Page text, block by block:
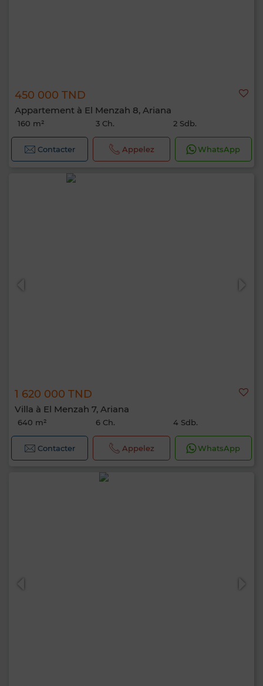
450 000 TND
Appartement à El Menzah 8, Ariana
160 m² 3 Ch. 2 Sdb.
Contacter Appelez WhatsApp
1 620 000 TND
Villa à El Menzah 7, Ariana
640 m² 6 Ch. 4 Sdb.
Contacter Appelez WhatsApp